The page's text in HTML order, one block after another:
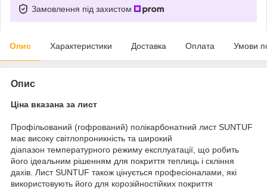
Замовлення під захистом
Опис Характеристики Доставка Оплата Умови
Опис
Ціна вказана за лист
Профільований (гофрований) полікарбонатний лист SUNTUF
має високу світлопроникність та широкий
діапазон температурного режиму експлуатації, що робить
його ідеальним рішенням для покриття теплиць і скління
дахів. Лист SUNTUF також цінується професіоналами, які
використовують його для корозійностійких покриття